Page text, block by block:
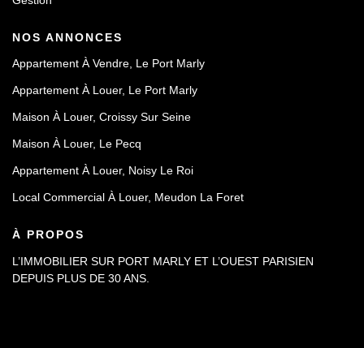
NOS ANNONCES
Appartement À Vendre, Le Port Marly
Appartement À Louer, Le Port Marly
Maison À Louer, Croissy Sur Seine
Maison À Louer, Le Pecq
Appartement À Louer, Noisy Le Roi
Local Commercial À Louer, Meudon La Foret
À PROPOS
L’IMMOBILIER SUR PORT MARLY ET L’OUEST PARISIEN
DEPUIS PLUS DE 30 ANS.